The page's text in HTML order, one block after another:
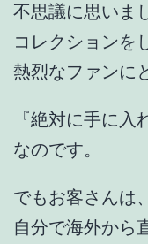
不思議に思いま
コレクションを
熱烈なファンに
『絶対に手に入
なのです。
でもお客さんは、
自分で海外から